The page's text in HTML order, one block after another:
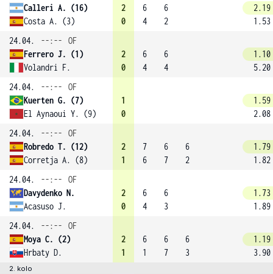
Calleri A. (16)
Costa A. (3)
2
0
6
4
6
2
2.19
1.53
24.04.
--:--
OF
Ferrero J. (1)
Volandri F.
2
0
6
4
6
4
1.10
5.20
24.04.
--:--
OF
Kuerten G. (7)
El Aynaoui Y. (9)
1
0
1.59
2.08
24.04.
--:--
OF
Robredo T. (12)
Corretja A. (8)
2
1
7
6
6
7
6
2
1.79
1.82
24.04.
--:--
OF
Davydenko N.
Acasuso J.
2
0
6
4
6
3
1.73
1.89
24.04.
--:--
OF
Moya C. (2)
Hrbaty D.
2
1
6
1
6
7
6
3
1.19
3.90
2. kolo